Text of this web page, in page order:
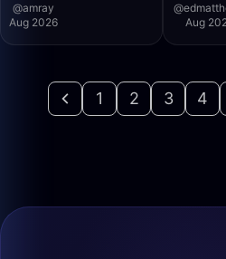
@amray
Aug 2026
@
Aug
1 2 3 4